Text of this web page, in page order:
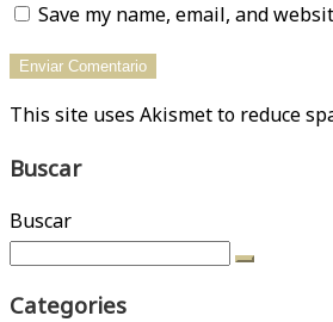
Save my name, email, and
This site uses Akismet to reduce
Buscar
Buscar
Categories